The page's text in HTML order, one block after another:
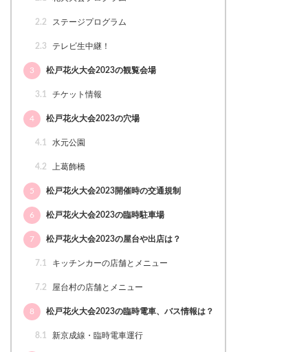
2.2 ステージプログラム
2.3 テレビ生中継！
3 松戸花火大会2023の観覧会場
3.1 チケット情報
4 松戸花火大会2023の穴場
4.1 水元公園
4.2 上葛飾橋
5 松戸花火大会2023開催時の交通規制
6 松戸花火大会2023の臨時駐車場
7 松戸花火大会2023の屋台や出店は？
7.1 キッチンカーの店舗とメニュー
7.2 屋台村の店舗とメニュー
8 松戸花火大会2023の臨時電車、バス情報は？
8.1 新京成線・臨時電車運行